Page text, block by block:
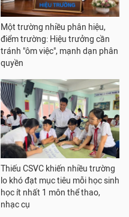
Một trường nhiều phân hiệu,
điểm trường: Hiệu trưởng cần
tránh "ôm việc", mạnh dạn phân
quyền
Thiếu CSVC khiến nhiều trường
lo khó đạt mục tiêu mỗi học sinh
học ít nhất 1 môn thể thao,
nhạc cụ